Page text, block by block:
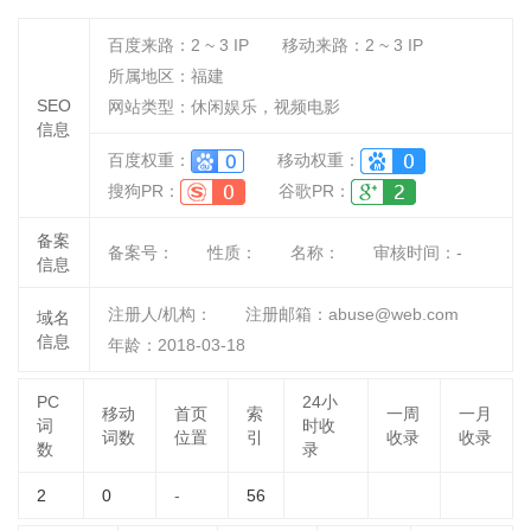
SEO
信息
百度来路： 2 ~ 3 IP 移动来路： 2 ~ 3 IP
所属地区：福建
网站类型：休闲娱乐，视频电影
百度权重：
移动权重：
搜狗PR：
谷歌PR：
备案
信息
备案号： 性质： 名称： 审核时间： -
域名
信息
注册人/机构：
注册邮箱：abuse@web.com
年龄：2018-03-18
PC
词
数
移动
词数
首页
位置
索
引
24小
时收
录
一周
收录
一月
收录
2 0 - 56